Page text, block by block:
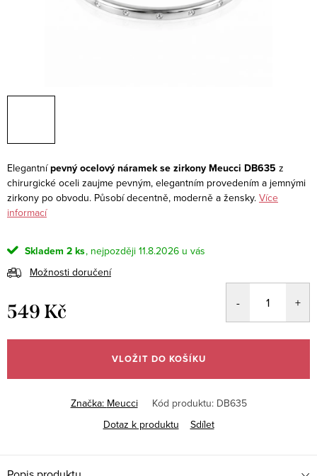
Elegantnípevný ocelový náramek se zirkony Meucci DB635 z
chirurgické oceli zaujme pevným, elegantním provedením a jemnými
zirkony po obvodu. Působí decentně, moderně a žensky. Více
informací
Skladem 2 ks
11.8.2026
Možnosti doručení
549 Kč
cena:
VLOŽIT DO KOŠÍKU
Značka: Meucci Kód produktu: DB635
Dotaz k produktu
Sdílet